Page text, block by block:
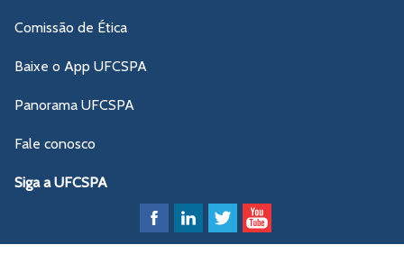
Comissão de Ética
Baixe o App UFCSPA
Panorama UFCSPA
Fale conosco
Siga a UFCSPA